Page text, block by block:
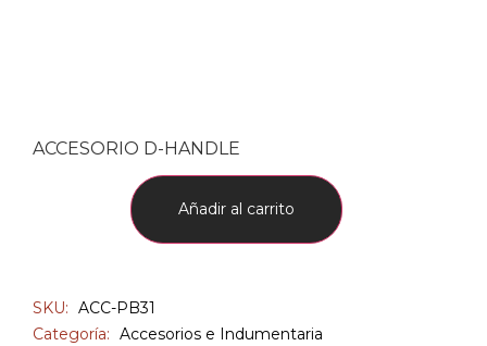
ACCESORIO D-HANDLE
Añadir al carrito
SKU: ACC-PB31
Categoría: Accesorios e Indumentaria